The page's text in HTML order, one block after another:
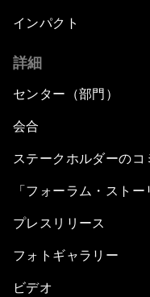
インパクト
詳細
センター（部門）
会合
ステークホルダーのコ
「フォーラム・ストー
プレスリリース
フォトギャラリー
ビデオ